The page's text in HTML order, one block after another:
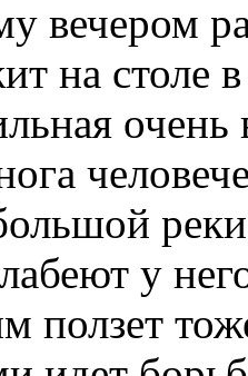
вечером
на столе
у
ползет